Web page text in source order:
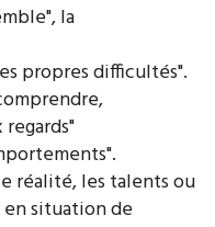
la
propres difficultés".
réalité, les talents ou
en situation de